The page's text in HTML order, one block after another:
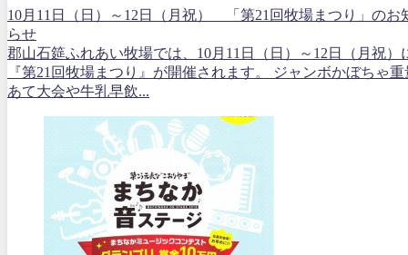
10月11日（日）～12日（月祝） 「第21回牧場まつり」のお
らせ
郡山石筵ふれあい牧場では、10月11日（日）～12日（月祝）
『第21回牧場まつり』が開催されます。 ジャンボかぼちゃ重
あて大会や牛乳早飲...